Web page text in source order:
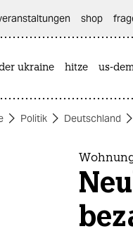
shop
ukraine hitze us-
Politik Deutschland